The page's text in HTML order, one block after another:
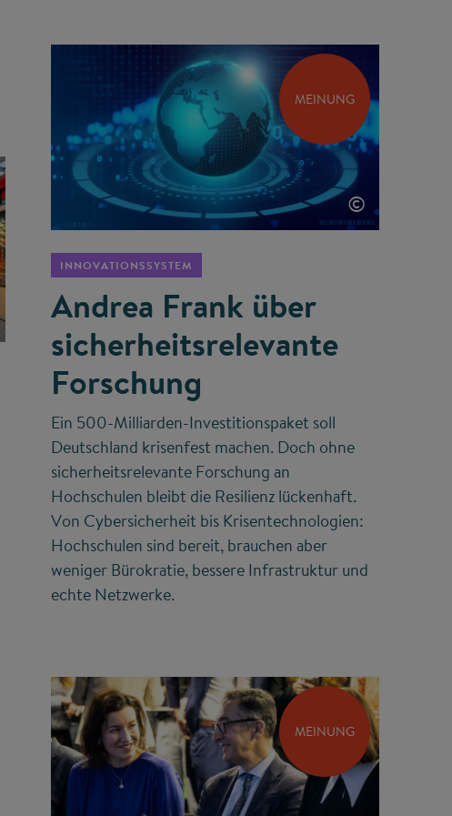
MEINUNG
©
INNOVATIONSSYSTEM
Andrea Frank über
sicherheits­relevante
Forschung
Ein 500-Milliarden-Investitionspaket soll
Deutschland krisenfest machen. Doch ohne
sicherheitsrelevante Forschung an
Hochschulen bleibt die Resilienz lückenhaft.
Von Cybersicherheit bis Krisentechnologien:
Hochschulen sind bereit, brauchen aber
weniger Bürokratie, bessere Infrastruktur und
echte Netzwerke.
MEINUNG